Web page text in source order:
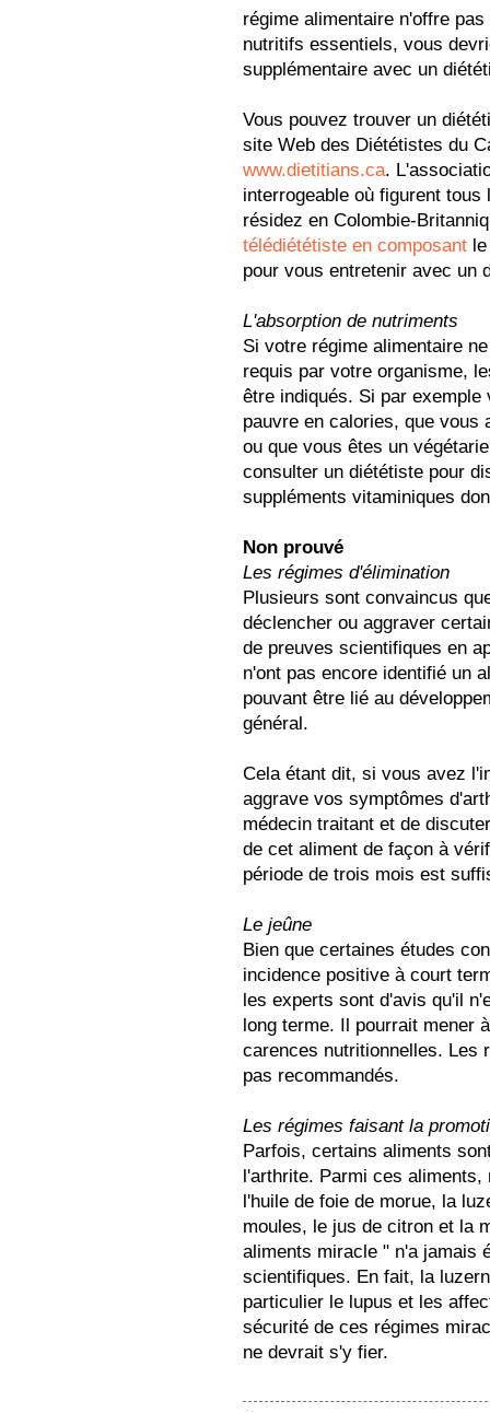
régime alimentaire n'offre
nutritifs essentiels, vous
supplémentaire avec un
Vous pouvez trouver un
site Web des Diététistes du
www.dietitians.ca.
interrogeable où figurent
résidez en Colombie-
télédiététiste en composant
pour vous entretenir avec un
L'absorption de nutriments
Si votre régime alimentaire
requis par votre organisme,
être indiqués. Si par
pauvre en calories, que vous
ou que vous êtes un
consulter un diététiste pour
suppléments vitaminiques
Non prouvé
Les régimes d'élimination
Plusieurs sont convaincus
déclencher ou aggraver
de preuves scientifiques en
n'ont pas encore identifié un
pouvant être lié au
général.
Cela étant dit, si vous avez
aggrave vos symptômes
médecin traitant et de
de cet aliment de façon à
période de trois mois est
Le jeûne
Bien que certaines études
incidence positive à court
les experts sont d'avis qu'il
long terme. Il pourrait mener
carences nutritionnelles. Les
pas recommandés.
Les régimes faisant la
Parfois, certains aliments
l'arthrite. Parmi ces aliments,
l'huile de foie de morue, la
moules, le jus de citron et la
aliments miracle " n'a jamais
scientifiques. En fait, la
particulier le lupus et les
sécurité de ces régimes
ne devrait s'y fier.